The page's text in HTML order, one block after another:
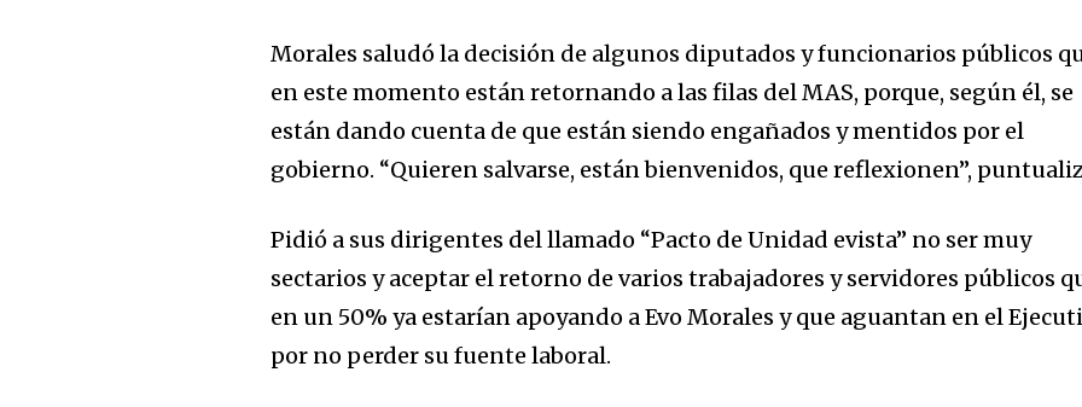
Morales saludó la decisión de algunos diputados y funcionarios públicos
en este momento están retornando a las filas del MAS, porque, según él, se
están dando cuenta de que están siendo engañados y mentidos por el
gobierno. “Quieren salvarse, están bienvenidos, que reflexionen”,
Pidió a sus dirigentes del llamado “Pacto de Unidad evista” no ser muy
sectarios y aceptar el retorno de varios trabajadores y servidores públicos
en un 50% ya estarían apoyando a Evo Morales y que aguantan en el
por no perder su fuente laboral.